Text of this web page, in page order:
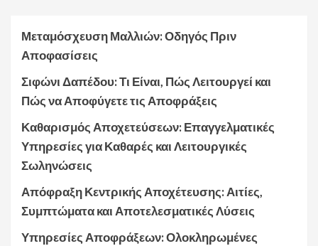
Μεταμόσχευση Μαλλιών: Οδηγός Πριν
Αποφασίσεις
Σιφώνι Δαπέδου: Τι Είναι, Πώς Λειτουργεί και
Πώς να Αποφύγετε τις Αποφράξεις
Καθαρισμός Αποχετεύσεων: Επαγγελματικές
Υπηρεσίες για Καθαρές και Λειτουργικές
Σωληνώσεις
Απόφραξη Κεντρικής Αποχέτευσης: Αιτίες,
Συμπτώματα και Αποτελεσματικές Λύσεις
Υπηρεσίες Αποφράξεων: Ολοκληρωμένες